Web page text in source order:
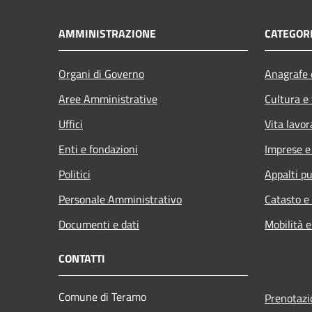
AMMINISTRAZIONE
Organi di Governo
Aree Amministrative
Uffici
Enti e fondazioni
Politici
Personale Amministrativo
Documenti e dati
Cultura
Vita
Imprese
Appalti
Catasto
Mobilità
CONTATTI
Comune di Teramo